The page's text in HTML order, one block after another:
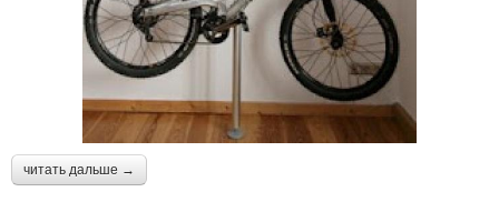
читать дальше →